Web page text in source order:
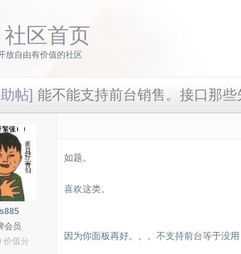
区首页
放自由有价值的社区
帖] 能不能支持前台销售。接口那些
会员
价值分
如题。
喜欢这类。
因为你面板再好。。。不支持前台等于没用